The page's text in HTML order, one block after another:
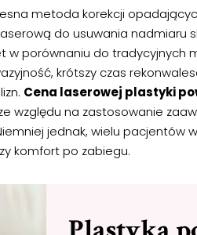
metoda korekcji
do usuwania nadmiaru
w porównaniu do tradycyjnych
krótszy czas
Cena laserowej plastyki
względu na zastosowanie
jednak, wielu pacjentów
komfort po zabiegu.